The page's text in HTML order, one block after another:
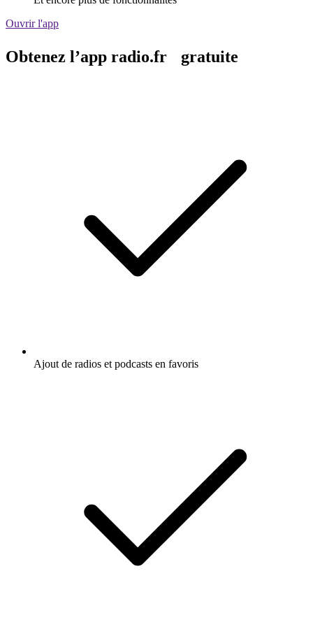
Ouvrir l'app
Obtenez l’app radio.fr gratuite
Ajout de radios et podcasts en favoris